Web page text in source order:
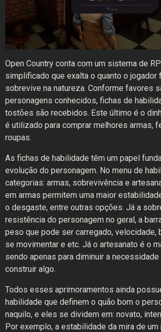
Open Country conta com um sistema de
simplificado que exalta o quanto o
sobrevive na natureza. Conforme favores
personagens conhecidos, fichas de
tostões são recebidos. Este último é o
é utilizado para comprar melhores armas,
roupas.
As fichas de habilidade têm um papel
evolução do personagem. No menu de
categorias: armas, sobrevivência e
em armas permitem uma maior
o desgaste, entre outras opções. Já a
resistência do personagem no geral, a
peso que pode ser carregado, velocidade,
se movimentar e etc. Já o artesanato é o
sendo apenas para diminuir a
construir algo.
Todos esses aprimoramentos ainda
habilidade que definem o quão bom o
naquilo, e eles se dividem em: novato,
Por exemplo, a estabilidade da mira de um